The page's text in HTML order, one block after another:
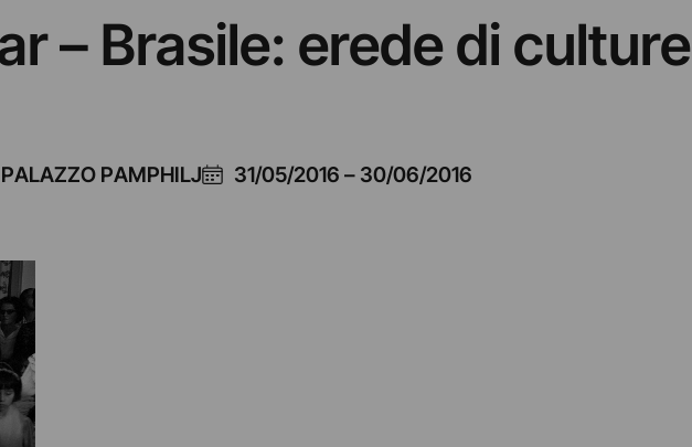
– Brasile: erede di culture
PAMPHILJ 31/05/2016 – 30/06/2016